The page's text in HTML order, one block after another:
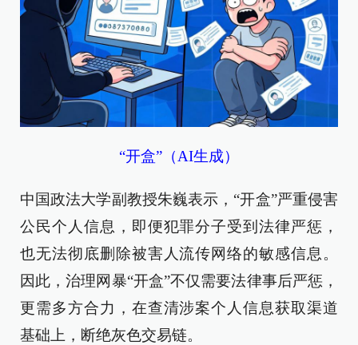
“开盒”（AI生成）
中国政法大学副教授朱巍表示，“开盒”严重侵害
公民个人信息，即便犯罪分子受到法律严惩，
也无法彻底删除被害人流传网络的敏感信息。
因此，治理网暴“开盒”不仅需要法律事后严惩，
更需多方合力，在查清涉案个人信息获取渠道
基础上，断绝灰色交易链。